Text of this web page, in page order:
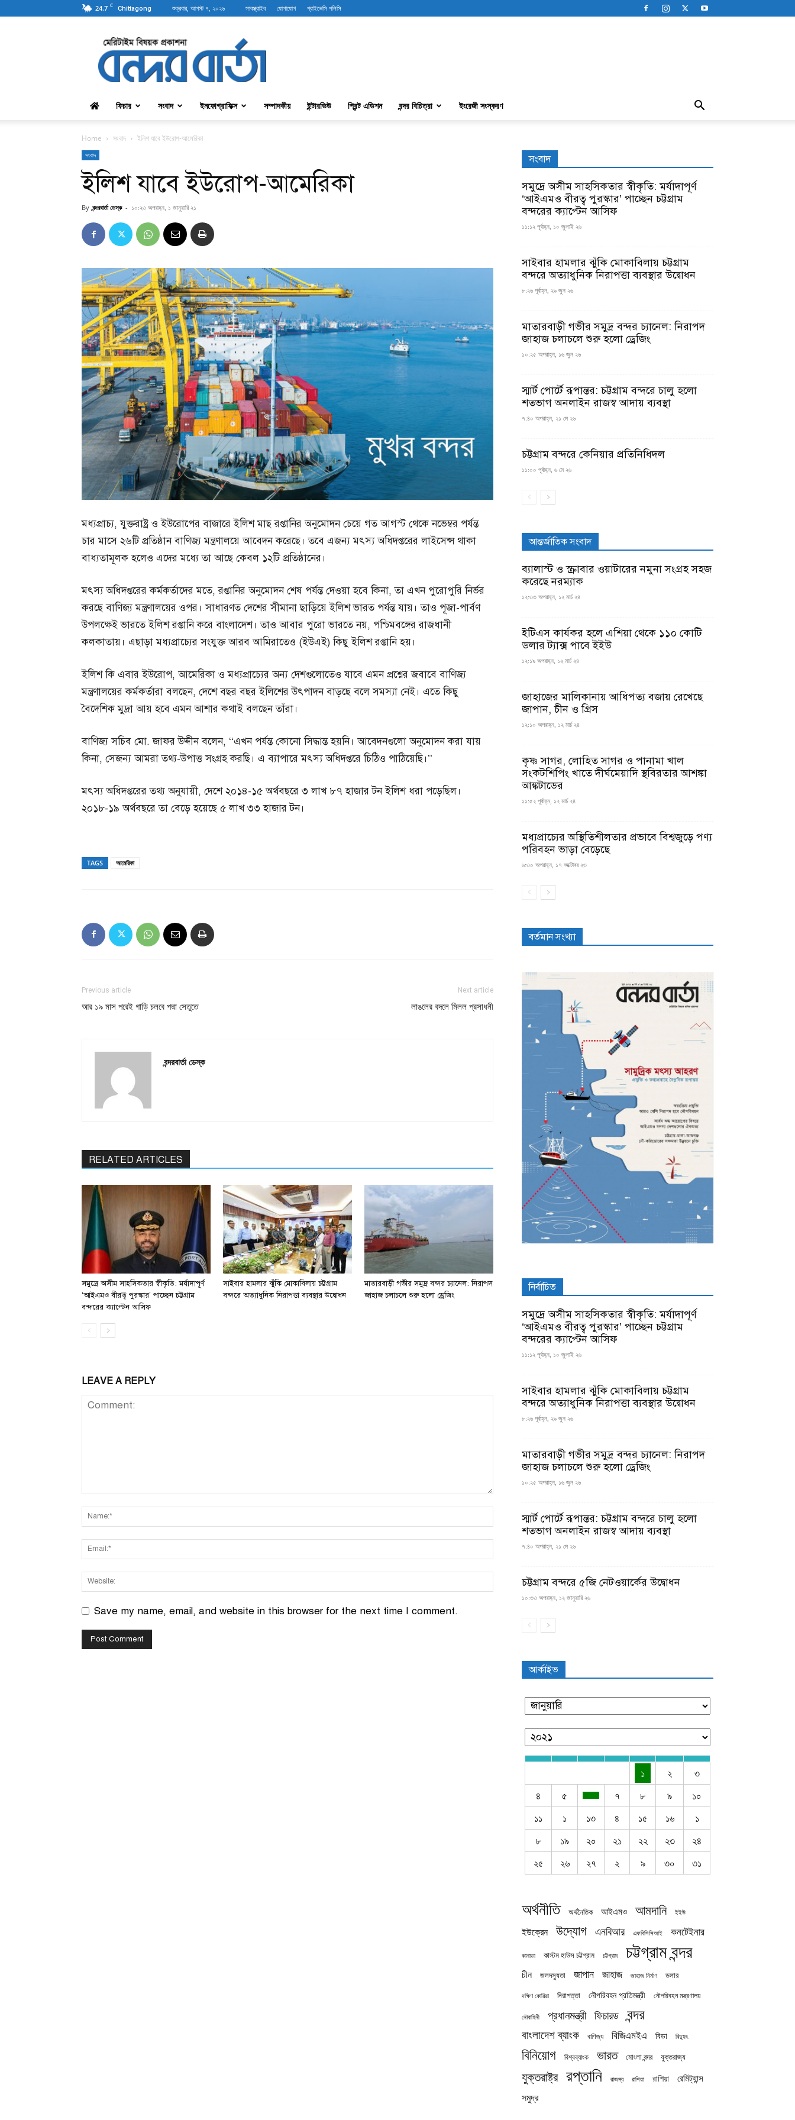
24.7 C Chittagong শুক্রবার, আগস্ট ৭, ২০২৬ সাবস্ক্রাইব যোগাযোগ প্রাইভেসি পলিসি
বন্দরবার্তা
ফিচার সংবাদ ইনফোগ্রাফিক্স সম্পাদকীয় ইন্টারভিউ প্রিন্ট এডিশন বন্দর বিচিত্রা ইংরেজী সংস্করণ
Home সংবাদ ইলিশ যাবে ইউরোপ-আমেরিকা
সংবাদ
ইলিশ যাবে ইউরোপ-আমেরিকা
By বন্দরবার্তা ডেস্ক - ১০:২৩ অপরাহ্ন, ১ জানুয়ারি ২১
মধ্যপ্রাচ্য, যুক্তরাষ্ট্র ও ইউরোপের বাজারে ইলিশ মাছ রপ্তানির অনুমোদন চেয়ে গত আগস্ট থেকে নভেম্বর পর্যন্ত
চার মাসে ২৬টি প্রতিষ্ঠান বাণিজ্য মন্ত্রণালয়ে আবেদন করেছে। তবে এজন্য মৎস্য অধিদপ্তরের লাইসেন্স থাকা
বাধ্যতামূলক হলেও এদের মধ্যে তা আছে কেবল ১২টি প্রতিষ্ঠানের।
মৎস্য অধিদপ্তরের কর্মকর্তাদের মতে, রপ্তানির অনুমোদন শেষ পর্যন্ত দেওয়া হবে কিনা, তা এখন পুরোপুরি নির্ভর
করছে বাণিজ্য মন্ত্রণালয়ের ওপর। সাধারণত দেশের সীমানা ছাড়িয়ে ইলিশ ভারত পর্যন্ত যায়। তাও পূজা-পার্বণ
উপলক্ষেই ভারতে ইলিশ রপ্তানি করে বাংলাদেশ। তাও আবার পুরো ভারতে নয়, পশ্চিমবঙ্গের রাজধানী
কলকাতায়। এছাড়া মধ্যপ্রাচ্যের সংযুক্ত আরব আমিরাতেও (ইউএই) কিছু ইলিশ রপ্তানি হয়।
ইলিশ কি এবার ইউরোপ, আমেরিকা ও মধ্যপ্রাচ্যের অন্য দেশগুলোতেও যাবে এমন প্রশ্নের জবাবে বাণিজ্য
মন্ত্রণালয়ের কর্মকর্তারা বলছেন, দেশে বছর বছর ইলিশের উৎপাদন বাড়ছে বলে সমস্যা নেই। এতে কিছু
বৈদেশিক মুদ্রা আয় হবে এমন আশার কথাই বলছেন তাঁরা।
বাণিজ্য সচিব মো. জাফর উদ্দীন বলেন, ‘‘এখন পর্যন্ত কোনো সিদ্ধান্ত হয়নি। আবেদনগুলো অনুমোদন করা যায়
কিনা, সেজন্য আমরা তথ্য-উপাত্ত সংগ্রহ করছি। এ ব্যাপারে মৎস্য অধিদপ্তরে চিঠিও পাঠিয়েছি।’’
মৎস্য অধিদপ্তরের তথ্য অনুযায়ী, দেশে ২০১৪-১৫ অর্থবছরে ৩ লাখ ৮৭ হাজার টন ইলিশ ধরা পড়েছিল।
২০১৮-১৯ অর্থবছরে তা বেড়ে হয়েছে ৫ লাখ ৩৩ হাজার টন।
TAGS আমেরিকা
Previous article
আর ১৯ মাস পরেই গাড়ি চলবে পদ্মা সেতুতে
Next article
লাঙলের বদলে মিলল প্রসাধনী
বন্দরবার্তা ডেস্ক
RELATED ARTICLES
সমুদ্রে অসীম সাহসিকতার স্বীকৃতি: মর্যাদাপূর্ণ
‘আইএমও বীরত্ব পুরস্কার’ পাচ্ছেন চট্টগ্রাম
বন্দরের ক্যাপ্টেন আসিফ
সাইবার হামলার ঝুঁকি মোকাবিলায় চট্টগ্রাম
বন্দরে অত্যাধুনিক নিরাপত্তা ব্যবস্থার উদ্বোধন
মাতারবাড়ী গভীর সমুদ্র বন্দর চ্যানেল: নিরাপদ
জাহাজ চলাচলে শুরু হলো ড্রেজিং
LEAVE A REPLY
Save my name, email, and website in this browser for the next time I comment.
সংবাদ
সমুদ্রে অসীম সাহসিকতার স্বীকৃতি: মর্যাদাপূর্ণ
‘আইএমও বীরত্ব পুরস্কার’ পাচ্ছেন চট্টগ্রাম
বন্দরের ক্যাপ্টেন আসিফ
১১:১২ পূর্বাহ্ন, ১০ জুলাই ২৬
সাইবার হামলার ঝুঁকি মোকাবিলায় চট্টগ্রাম
বন্দরে অত্যাধুনিক নিরাপত্তা ব্যবস্থার উদ্বোধন
৮:২৬ পূর্বাহ্ন, ২৯ জুন ২৬
মাতারবাড়ী গভীর সমুদ্র বন্দর চ্যানেল: নিরাপদ
জাহাজ চলাচলে শুরু হলো ড্রেজিং
১০:২৫ অপরাহ্ন, ১৬ জুন ২৬
স্মার্ট পোর্টে রূপান্তর: চট্টগ্রাম বন্দরে চালু হলো
শতভাগ অনলাইন রাজস্ব আদায় ব্যবস্থা
৭:৪০ অপরাহ্ন, ২১ মে ২৬
চট্টগ্রাম বন্দরে কেনিয়ার প্রতিনিধিদল
১১:০০ পূর্বাহ্ন, ৬ মে ২৬
আন্তর্জাতিক সংবাদ
ব্যালাস্ট ও স্ক্রাবার ওয়াটারের নমুনা সংগ্রহ সহজ
করেছে নরম্যাক
১২:৩৩ অপরাহ্ন, ১২ মার্চ ২৪
ইটিএস কার্যকর হলে এশিয়া থেকে ১১০ কোটি
ডলার ট্যাক্স পাবে ইইউ
১২:১৯ অপরাহ্ন, ১২ মার্চ ২৪
জাহাজের মালিকানায় আধিপত্য বজায় রেখেছে
জাপান, চীন ও গ্রিস
১২:১০ অপরাহ্ন, ১২ মার্চ ২৪
কৃষ্ণ সাগর, লোহিত সাগর ও পানামা খাল
সংকটশিপিং খাতে দীর্ঘমেয়াদি স্থবিরতার আশঙ্কা
আঙ্কটাডের
১১:৫২ পূর্বাহ্ন, ১২ মার্চ ২৪
মধ্যপ্রাচ্যের অস্থিতিশীলতার প্রভাবে বিশ্বজুড়ে পণ্য
পরিবহন ভাড়া বেড়েছে
৬:৩০ অপরাহ্ন, ১৭ অক্টোবর ২৩
বর্তমান সংখ্যা
নির্বাচিত
সমুদ্রে অসীম সাহসিকতার স্বীকৃতি: মর্যাদাপূর্ণ
‘আইএমও বীরত্ব পুরস্কার’ পাচ্ছেন চট্টগ্রাম
বন্দরের ক্যাপ্টেন আসিফ
১১:১২ পূর্বাহ্ন, ১০ জুলাই ২৬
সাইবার হামলার ঝুঁকি মোকাবিলায় চট্টগ্রাম
বন্দরে অত্যাধুনিক নিরাপত্তা ব্যবস্থার উদ্বোধন
৮:২৬ পূর্বাহ্ন, ২৯ জুন ২৬
মাতারবাড়ী গভীর সমুদ্র বন্দর চ্যানেল: নিরাপদ
জাহাজ চলাচলে শুরু হলো ড্রেজিং
১০:২৫ অপরাহ্ন, ১৬ জুন ২৬
স্মার্ট পোর্টে রূপান্তর: চট্টগ্রাম বন্দরে চালু হলো
শতভাগ অনলাইন রাজস্ব আদায় ব্যবস্থা
৭:৪০ অপরাহ্ন, ২১ মে ২৬
চট্টগ্রাম বন্দরে ৫জি নেটওয়ার্কের উদ্বোধন
১০:৩৩ অপরাহ্ন, ১২ জানুয়ারি ২৬
আর্কাইভ
১ ২
৩
৪
৫ ৭ ৮ ৯
১০
১১
১ ১৩ ৪ ১৫ ১৬
১
৮
১৯ ২০ ২১ ২২ ২৩
২৪
২৫
২৬ ২৭ ২ ৯ ৩০ ৩১
অর্থনীতি অর্থনৈতিক আইএমও আমদানি ইইউ
ইউক্রেন উদ্যোগ এনবিআর এফবিসিসিআই কনটেইনার
কানাডা কাস্টম হাউস চট্টগ্রাম চট্টগ্রাম চট্টগ্রাম বন্দর
চীন জলদস্যুতা জাপান জাহাজ জাহাজ নির্মাণ ডলার
দক্ষিণ কোরিয়া নিরাপত্তা নৌপরিবহন প্রতিমন্ত্রী নৌপরিবহন মন্ত্রণালয়
নৌবাহিনী প্রধানমন্ত্রী ফিচারড বন্দর
বাংলাদেশ ব্যাংক বাণিজ্য বিজিএমইএ বিডা বিদ্যুৎ
বিনিয়োগ বিশ্বব্যাংক ভারত মোংলা বন্দর যুক্তরাজ্য
যুক্তরাষ্ট্র রপ্তানি রাজস্ব রাশিয়া রাশিয়া রেমিট্যান্স
সমুদ্র